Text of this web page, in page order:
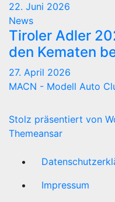
22. Juni 2026
News
Tiroler Adler
den Kematen
27. April 2026
MACN - Modell Auto
Stolz präsentiert von
Themeansar
Impressum